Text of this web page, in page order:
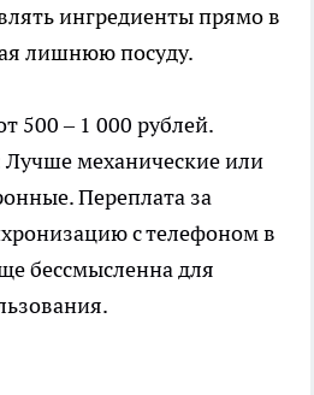
ингредиенты прямо в
лишнюю посуду.
500 – 1 000 рублей.
механические или
Переплата за
с телефоном в
бессмысленна для